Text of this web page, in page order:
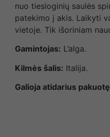
nuo tiesioginių saulės
patekimo į akis. Laikyti
vietoje. Tik išoriniam
Gamintojas: L’alga.
Kilmės šalis: Italija.
Galioja atidarius